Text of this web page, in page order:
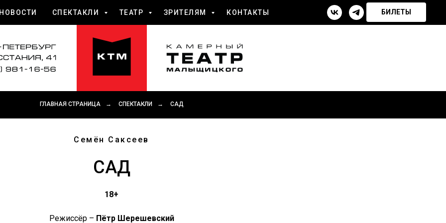
НОВОСТИ СПЕКТАКЛИ ТЕАТР ЗРИТЕЛЯМ КОНТАКТЫ БИЛЕТЫ
ГЛАВНАЯ СТРАНИЦА → СПЕКТАКЛИ → САД
Семён Саксеев
САД
18+
Режиссёр – Пётр Шерешевский